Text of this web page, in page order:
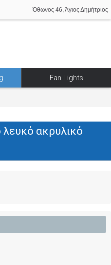
Όθωνος 46, Άγιος Δημήτριος
Fan Lights
ακρυλικό